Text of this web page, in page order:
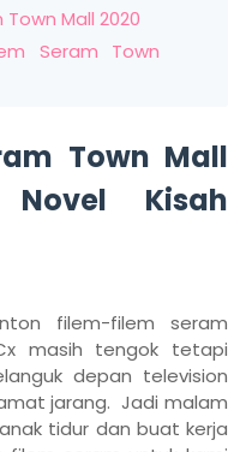
Mall 2020
Seram Town
Town Mall
Kisah
filem-filem seram
masih tengok tetapi
depan television
jarang. Jadi malam
tidur dan buat kerja